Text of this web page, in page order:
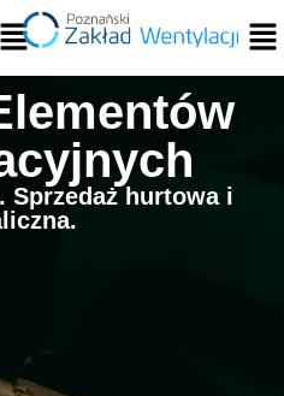
Sprzedaż hurtowa i